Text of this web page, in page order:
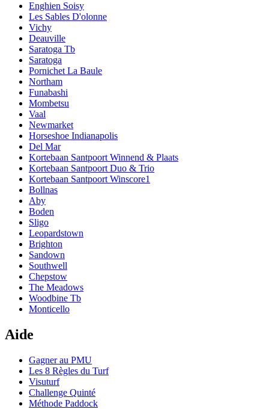
Enghien Soisy
Les Sables D'olonne
Vichy
Deauville
Saratoga Tb
Saratoga
Pornichet La Baule
Northam
Funabashi
Mombetsu
Vaal
Newmarket
Horseshoe Indianapolis
Del Mar
Kortebaan Santpoort Winnend & Plaats
Kortebaan Santpoort Duo & Trio
Kortebaan Santpoort Winscore1
Bollnas
Aby
Boden
Sligo
Leopardstown
Brighton
Sandown
Southwell
Chepstow
The Meadows
Woodbine Tb
Monticello
Aide
Gagner au PMU
Les 8 Règles du Turf
Visuturf
Challenge Quinté
Méthode Paddock